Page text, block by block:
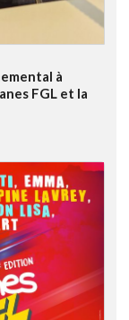
à
FGL et la